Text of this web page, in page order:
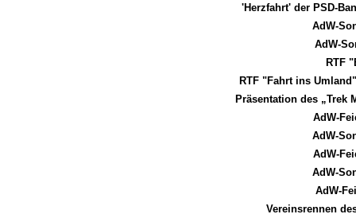
'Herzfahrt' der PSD-
AdW-
AdW-
RTF
RTF "Fahrt ins
Präsentation des „Trek
AdW-
AdW-
AdW-
AdW-
AdW-
Vereinsrennen